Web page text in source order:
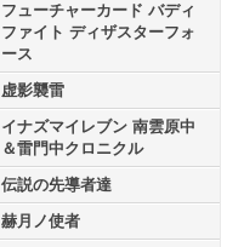
フューチャーカード バディ
ファイト ディザスターフォ
ース
虚影襲雷
イナズマイレブン 南雲原中
＆雷門中クロニクル
伝説の先導者達
赫月ノ使者